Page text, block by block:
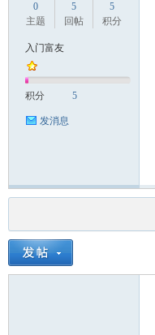
0
主题
5
回帖
5
积分
入门富友
积分 5
发消息